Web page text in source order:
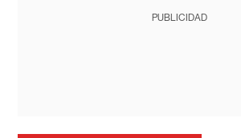
PUBLICIDAD